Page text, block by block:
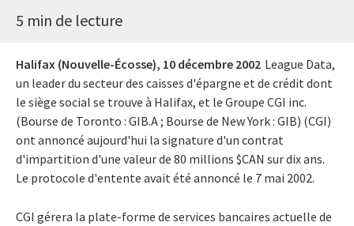
5 min de lecture
Halifax (Nouvelle-Écosse), 10 décembre 2002 League Data,
un leader du secteur des caisses d'épargne et de crédit dont
le siège social se trouve à Halifax, et le Groupe CGI inc.
(Bourse de Toronto : GIB.A ; Bourse de New York : GIB) (CGI)
ont annoncé aujourd'hui la signature d'un contrat
d'impartition d'une valeur de 80 millions $CAN sur dix ans.
Le protocole d'entente avait été annoncé le 7 mai 2002.
CGI gérera la plate-forme de services bancaires actuelle de